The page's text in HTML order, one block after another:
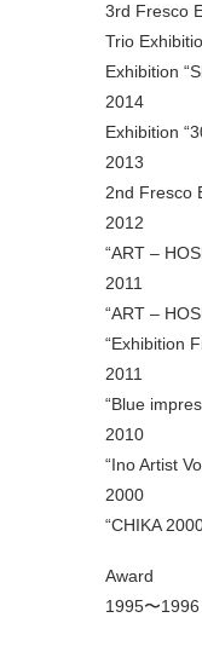
3rd Fresco
Trio
Exhibition
2014
Exhibition
2013
2nd Fresco
2012
“ART –
2011
“ART –
“Exhibition
2011
“Blue
2010
“Ino Artist
2000
“CHIKA
Award
1995〜